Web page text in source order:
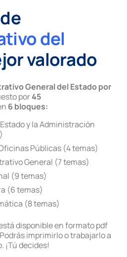
del
valorado
General del Estado por
por45
6 bloques:
y la Administración
Públicas (4 temas)
General (7 temas)
(9 temas)
(6 temas)
(8 temas)
disponible en formato pdf
imprimirlo o trabajarlo a
¡Tú decides!